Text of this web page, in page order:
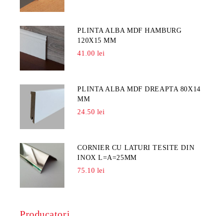
PLINTA ALBA MDF HAMBURG
120X15 MM
41.00 lei
PLINTA ALBA MDF DREAPTA 80X14
MM
24.50 lei
CORNIER CU LATURI TESITE DIN
INOX L=A=25MM
75.10 lei